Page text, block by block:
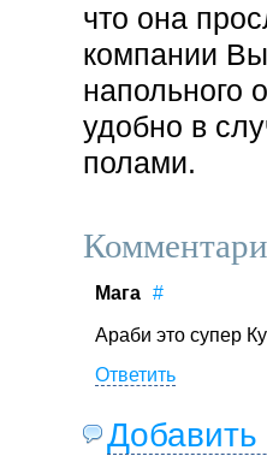
что она
компании Вы
напольного
удобно в
полами.
Мага #
Араби это супер
Ответить